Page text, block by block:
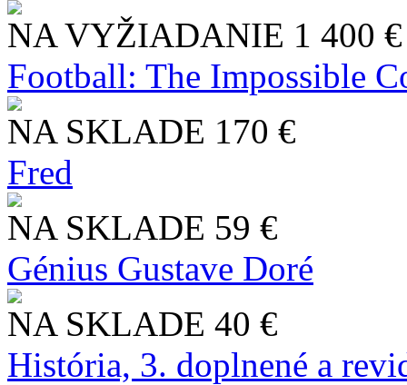
NA VYŽIADANIE 1 400 €
Football: The Impossible
NA SKLADE 170 €
Fred
NA SKLADE 59 €
Génius Gustave Doré
NA SKLADE 40 €
História, 3. doplnené a